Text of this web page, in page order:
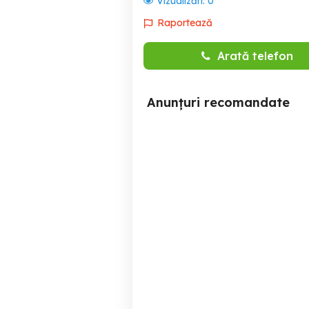
Raportează
Arată telefon
Anunțuri recomandate